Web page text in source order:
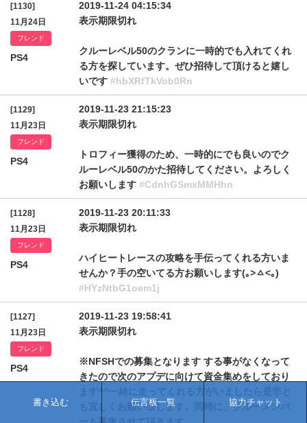
[1130]
11月24日
フレンド
PS4
2019-11-24 04:15:34
表示期限切れ
クルーレベル50のクランに一時的でも入れてくれ
る方を探しています。ぜひ招待して頂けると嬉し
いです #hbXRfTkVob0Rn
[1129]
11月23日
フレンド
PS4
2019-11-23 21:15:23
表示期限切れ
トロフィー獲得のため、一時的にでも良いのでク
ルーレベル50のかた招待してください。よろしく
お願いします #CdnhGSmxMMHhn
[1128]
11月23日
フレンド
PS4
2019-11-23 20:11:33
表示期限切れ
ハイヒートレースの攻略を手伝ってくれる方いま
せんか？手の空いてる方お願いします(｡>ㅿ<｡)
#HYzNtbG1oem1j
[1127]
11月23日
フレンド
PS4
2019-11-23 19:58:41
表示期限切れ
※NFSHでの募集となります する事がなくなって
きたので次のアプデに向けて資金集めをしており
も宜しくお願い致します。同時に、クルーメンバ
書き込む 伝言板一覧 協力チャット